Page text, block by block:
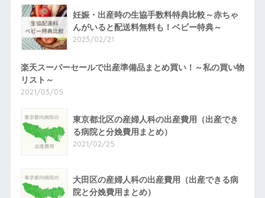
妊娠・出産時の生協手数料特典比較～赤ちゃ
んがいると配送料無料も！ベビー特典～
2023/02/21
楽天スーパーセールで出産準備品まとめ買い！～私の買い物
リスト～
2021/03/05
東京都北区の産婦人科の出産費用（出産でき
る病院と分娩費用まとめ）
2021/02/25
大田区の産婦人科の出産費用（出産できる病
院と分娩費用まとめ）